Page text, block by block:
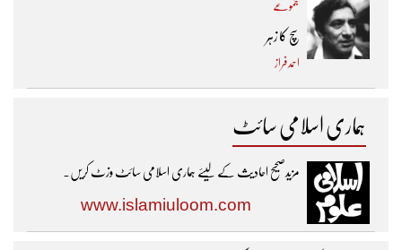
مجموعے
سچ کا زہر
احمد فراز
ہماری اسلامی سائٹ
مزیدصحیح احادیث کے لیئے ہماری اسلامی سائٹ وزٹ کریں۔
www.islamiuloom.com